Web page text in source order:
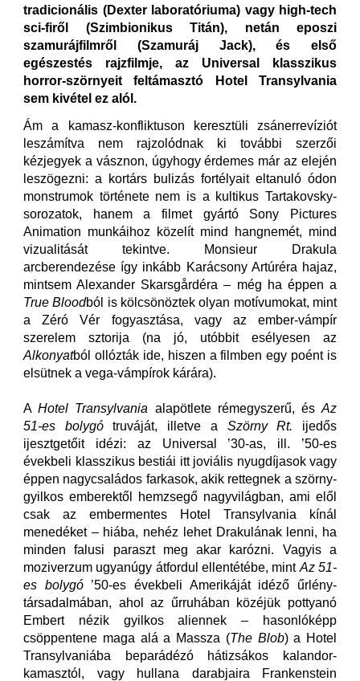
tradicionális (Dexter laboratóriuma) vagy high-tech
sci-firől (Szimbionikus Titán), netán eposzi
szamurájfilmről (Szamuráj Jack), és első
egészestés rajzfilmje, az Universal klasszikus
horror-szörnyeit feltámasztó Hotel Transylvania
sem kivétel ez alól.
Ám a kamasz-konfliktuson keresztüli zsánerrevíziót
leszámítva nem rajzolódnak ki további szerzői
kézjegyek a vásznon, úgyhogy érdemes már az elején
leszögezni: a kortárs bulizás fortélyait eltanuló ódon
monstrumok története nem is a kultikus Tartakovsky-
sorozatok, hanem a filmet gyártó Sony Pictures
Animation munkáihoz közelít mind hangnemét, mind
vizualitását tekintve. Monsieur Drakula
arcberendezése így inkább Karácsony Artúréra hajaz,
mintsem Alexander Skarsgårdéra – még ha éppen a
True Bloodból is kölcsönöztek olyan motívumokat, mint
a Zéró Vér fogyasztása, vagy az ember-vámpír
szerelem sztorija (na jó, utóbbit esélyesen az
Alkonyatból ollózták ide, hiszen a filmben egy poént is
elsütnek a vega-vámpírok kárára).
AHotel Transylvania alapötlete rémegyszerű, ésAz
51-es bolygótruváját, illetve a Szörny Rt. ijedős
ijesztgetőit idézi: az Universal ’30-as, ill. ’50-es
évekbeli klasszikus bestiái itt joviális nyugdíjasok vagy
éppen nagycsaládos farkasok, akik rettegnek a szörny-
gyilkos emberektől hemzsegő nagyvilágban, ami elől
csak az embermentes Hotel Transylvania kínál
menedéket – hiába, nehéz lehet Drakulának lenni, ha
minden falusi paraszt meg akar karózni. Vagyis a
moziverzum ugyanúgy átfordul ellentétébe, mint Az 51-
es bolygó’50-es évekbeli Amerikáját idéző űrlény-
társadalmában, ahol az űrruhában közéjük pottyanó
Embert nézik gyilkos aliennek – hasonlóképp
csöppentene maga alá a Massza (The Blob) a Hotel
Transylvaniába beparádézó hátizsákos kalandor-
kamasztól, vagy hullana darabjaira Frankenstein